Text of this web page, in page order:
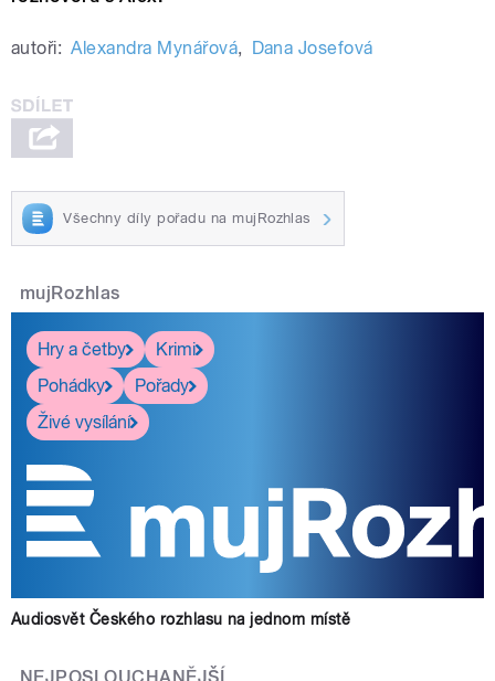
autoři: Alexandra Mynářová, Dana Josefová
Všechny díly pořadu na mujRozhlas
mujRozhlas
Hry a četby
Krimi
Pohádky
Pořady
Živé vysílání
Audiosvět Českého rozhlasu na jednom místě